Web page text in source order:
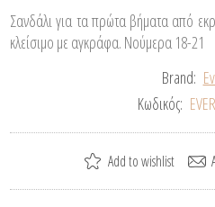
Σανδάλι για τα πρώτα βήματα από
κλείσιμο με αγκράφα. Νούμερα 18-21
Brand:
Κωδικός: